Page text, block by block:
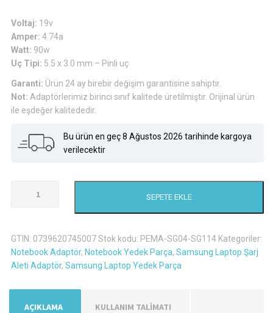
Voltaj: 19v
Amper: 4.74a
Watt: 90w
Uç Tipi: 5.5 x 3.0 mm – Pinli uç
Garanti: Ürün 24 ay birebir değişim garantisine sahiptir.
Not: Adaptörlerimiz birinci sınıf kalitede üretilmiştir. Orijinal ürün
ile eşdeğer kalitededir.
Bu ürün en geç 8 Ağustos 2026 tarihinde kargoya
verilecektir
Şarj
Aleti
Adaptör
SEPETE EKLE
GTIN: 0739620745007Stok kodu: PEMA-SG04-SG114 Kategoriler:
Notebook Adaptör, Notebook Yedek Parça, Samsung Laptop Şarj
Aleti Adaptör, Samsung Laptop Yedek Parça
AÇIKLAMA KULLANIM TALİMATI